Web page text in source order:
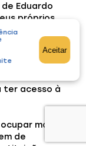
Aceitar
Eduardo
próprios
continuarão
evidencia o
ter acesso à
mais a
de